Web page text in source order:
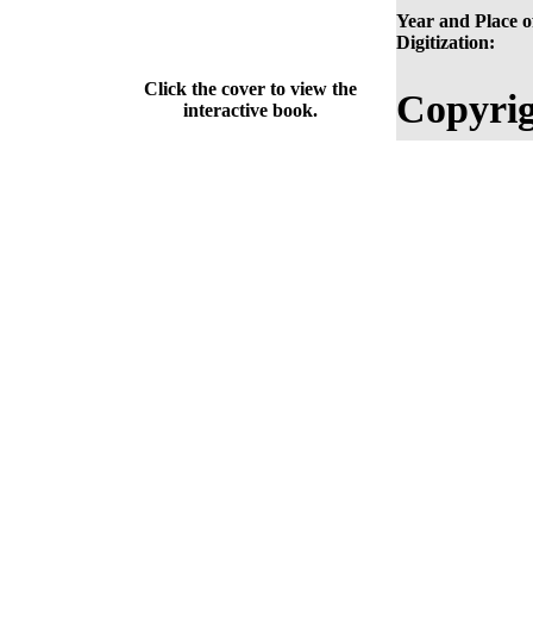
Year and Place
Digitization:
Click the cover to view the
interactive book.